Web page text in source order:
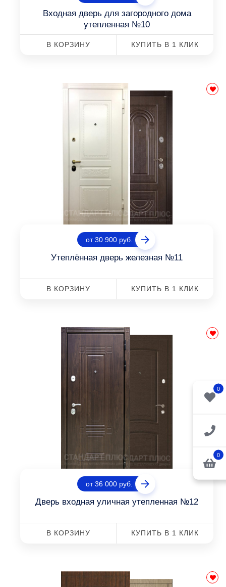
0
0
Входная дверь для загородного дома
утепленная №10
В КОРЗИНУ КУПИТЬ В 1 КЛИК
от 30 900 руб.
Утеплённая дверь железная №11
В КОРЗИНУ КУПИТЬ В 1 КЛИК
от 36 000 руб.
Дверь входная уличная утепленная №12
В КОРЗИНУ КУПИТЬ В 1 КЛИК